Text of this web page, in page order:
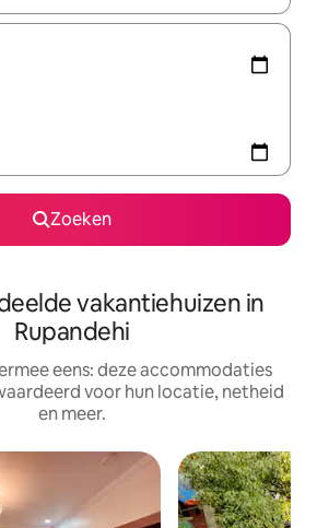
Zoeken
vakantiehuizen in
Rupandehi
eens: deze accommodaties
voor hun locatie, netheid
en meer.